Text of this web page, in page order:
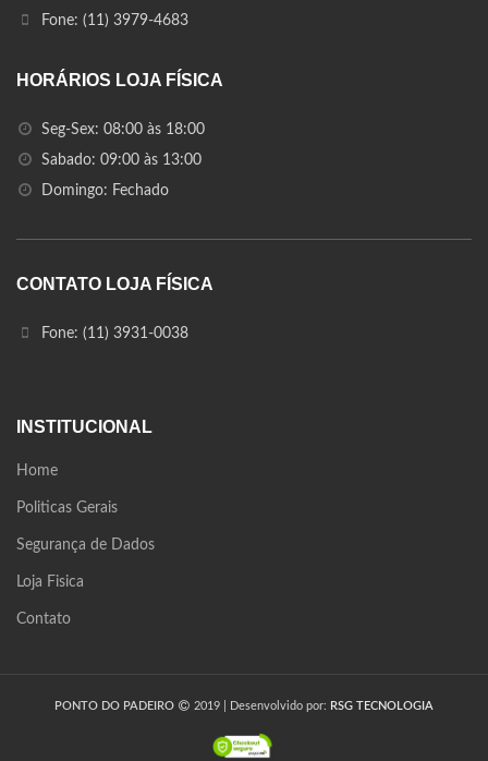
Fone: (11) 3979-4683
HORÁRIOS LOJA FÍSICA
Seg-Sex: 08:00 às 18:00
Sabado: 09:00 às 13:00
Domingo: Fechado
CONTATO LOJA FÍSICA
Fone: (11) 3931-0038
INSTITUCIONAL
Home
Politicas Gerais
Segurança de Dados
Loja Fisica
Contato
PONTO DO PADEIRO 2019 | Desenvolvido por: RSG TECNOLOGIA